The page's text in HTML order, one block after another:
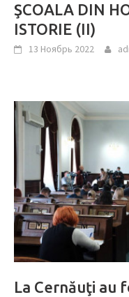
ŞCOALA DIN
ISTORIE (II)
13 Ноябрь 2022
La Cernăuţi au